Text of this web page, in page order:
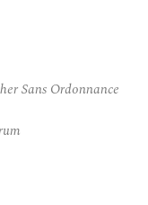
Sans Ordonnance